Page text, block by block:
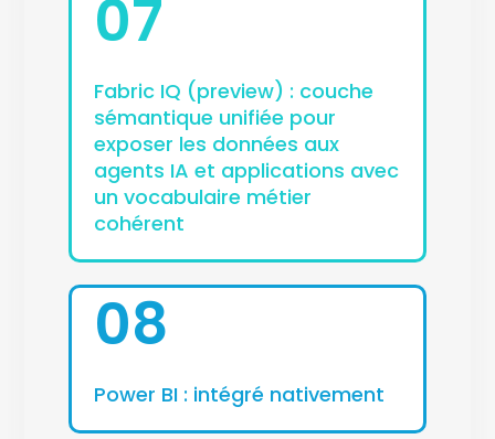
07
Fabric IQ (preview) : couche
sémantique unifiée pour
exposer les données aux
agents IA et applications avec
un vocabulaire métier
cohérent
08
Power BI : intégré nativement